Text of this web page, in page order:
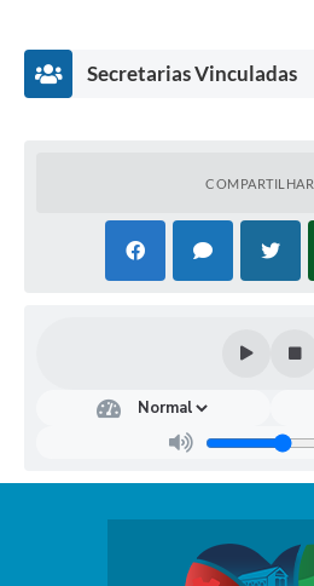
Secretarias Vinculadas
etar
COMPARTILHAR